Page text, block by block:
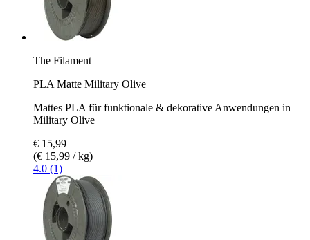
The Filament
PLA Matte Military Olive
Mattes PLA für funktionale & dekorative Anwendungen in
Military Olive
€ 15,99
(€ 15,99 / kg)
4.0 (1)